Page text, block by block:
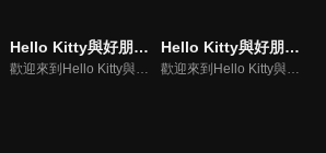
Hello Kitty與好朋友的超可愛大冒險S5(中文版)
歡迎來到Hello Kitty與好朋友的超可愛大冒險!與Hello Kitty, 大眼蛙, 酷企鵝, 美樂蒂, 布丁狗還有酷洛米, 準備和朋友們一起經歷有趣的冒險吧!
Hello Kitty與好朋友的超可愛大冒險S7(中文版)
歡迎來到Hello Kitty與好朋友的超可愛大冒險! 與Hello Kitty, 大眼蛙, 酷企鵝, 美樂蒂, 布丁狗還有酷洛米, 準備和朋友們一起經歷有趣的冒險吧!